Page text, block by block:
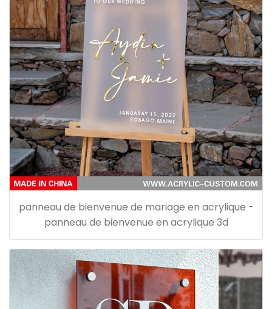
panneau de bienvenue de mariage en acrylique -
panneau de bienvenue en acrylique 3d